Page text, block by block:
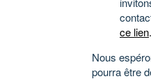
ce lien.
Nous
pourra être